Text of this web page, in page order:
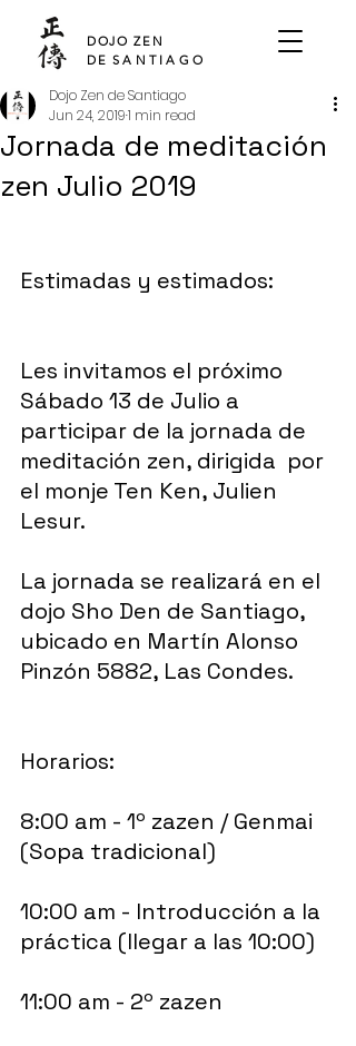
DOJO ZEN
DE SANTIAGO
Jornada de meditación
zen Julio 2019
Dojo Zen de Santiago
Jun 24, 20191 min read
Estimadas y estimados:
Les invitamos el próximo
Sábado 13 de Julio a
participar de la jornada de
meditación zen, dirigida  por
el monje Ten Ken, Julien
Lesur.
La jornada se realizará en el
dojo Sho Den de Santiago,
ubicado en Martín Alonso
Pinzón 5882, Las Condes.
Horarios:
8:00 am - 1º zazen / Genmai
(Sopa tradicional)
10:00 am - Introducción a la
práctica (llegar a las 10:00)
11:00 am - 2º zazen